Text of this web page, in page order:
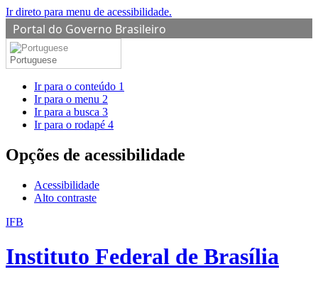
Ir direto para menu de acessibilidade.
Portal do Governo Brasileiro
Portuguese
Ir para o conteúdo 1
Ir para o menu 2
Ir para a busca 3
Ir para o rodapé 4
Opções de acessibilidade
Acessibilidade
Alto contraste
IFB
Instituto Federal de Brasília